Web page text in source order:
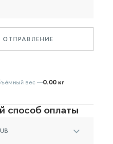
вес —0.00 кг
способ оплаты